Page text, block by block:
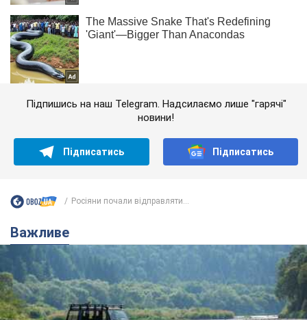
Підпишись на наш Telegram. Надсилаємо лише "гарячі"
новини!
Підписатись Підписатись
Росіяни почали відправляти...
Важливе